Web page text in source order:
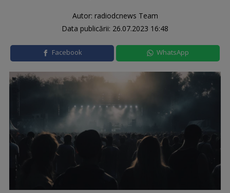
Autor: radiodcnews Team
Data publicării: 26.07.2023 16:48
Facebook WhatsApp